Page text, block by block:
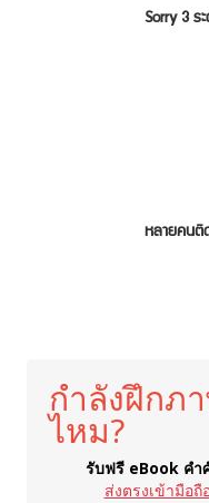
Sorry 3
หลายคนติ
กำลังฝึกภ
ไหม?
รับฟรี eBook คำ
ส่งตรงเข้ามือ